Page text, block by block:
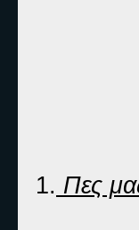
1. Πες